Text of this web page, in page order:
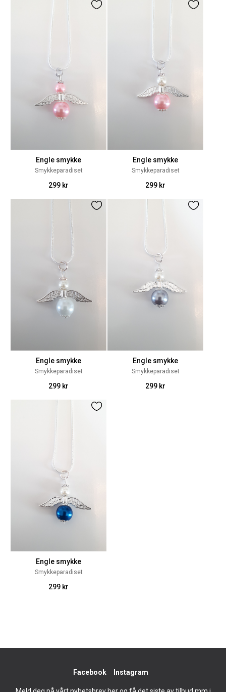
Engle smykke
Smykkeparadiset
299 kr
Engle smykke
Smykkeparadiset
299 kr
Engle smykke
Smykkeparadiset
299 kr
Engle smykke
Smykkeparadiset
299 kr
Engle smykke
Smykkeparadiset
299 kr
Facebook Instagram